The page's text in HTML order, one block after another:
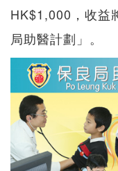
HK$1,000，收益
局助醫計劃」。